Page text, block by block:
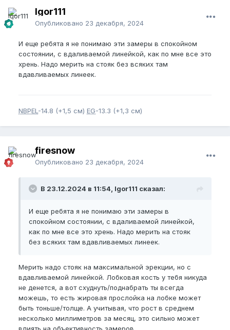
Igor111
Опубликовано 23 декабря, 2024
И еще ребята я не понимаю эти замеры в спокойном
состоянии, с вдаливаемой линейкой, как по мне все это
хрень. Надо мерить на стояк без всяких там
вдавливаемых линеек.
NBPEL -14.8 (+1,5 см) EG-13.3 (+1,3 см)
firesnow
Опубликовано 23 декабря, 2024
В 23.12.2024 в 11:54, Igor111 сказал:
И еще ребята я не понимаю эти замеры в
спокойном состоянии, с вдаливаемой линейкой,
как по мне все это хрень. Надо мерить на стояк
без всяких там вдавливаемых линеек.
Мерить надо стояк на максимальной эрекции, но с
вдавливаемой линейкой. Лобковая кость у тебя никуда
не денется, а вот схуднуть/поднабрать ты всегда
можешь, то есть жировая прослойка на лобке может
быть тоньше/толще. А учитывая, что рост в среднем
несколько миллиметров за месяц, это сильно может
влиять на объективность замеров